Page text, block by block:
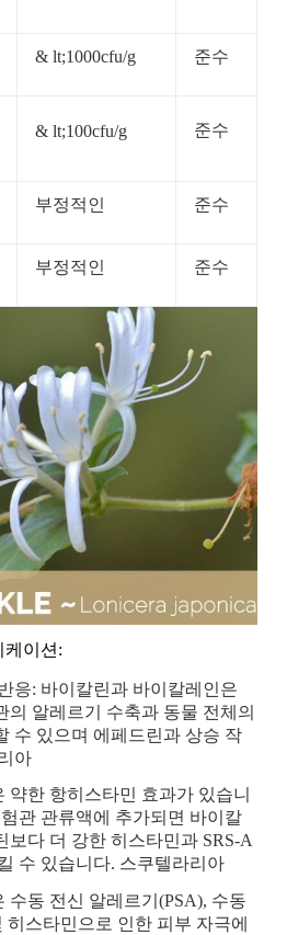
& lt;1000cfu/g 준수
& lt;100cfu/g 준수
부정적인 준수
부정적인 준수
케이션:
응: 바이칼린과 바이칼레인은
의 알레르기 수축과 동물 전체의
수 있으며 에페드린과 상승 작
아
약한 항히스타민 효과가 있습니
관 관류액에 추가되면 바이칼
보다 더 강한 히스타민과 SRS-A
수 있습니다. 스쿠텔라리아
수동 전신 알레르기(PSA), 수동
스타민으로 인한 피부 자극에